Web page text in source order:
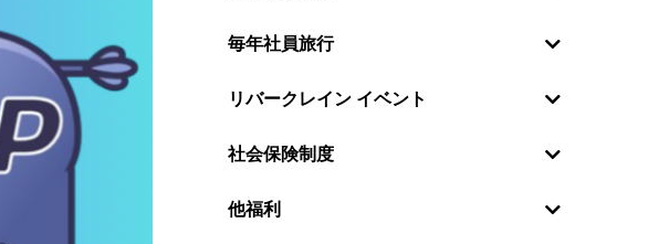
社員の感情・願望を理解しているの
で、リバークレーンベトナムは特に
年2回の定期昇給制度を設けていま
す。毎年6月と12月に評価を行い、毎
世界中の新しい技術分野に触れるために、
社員を日本にオンサイトさせる方針があり
毎年社員旅行
リバークレイン イベント
社会保険制度
他福利